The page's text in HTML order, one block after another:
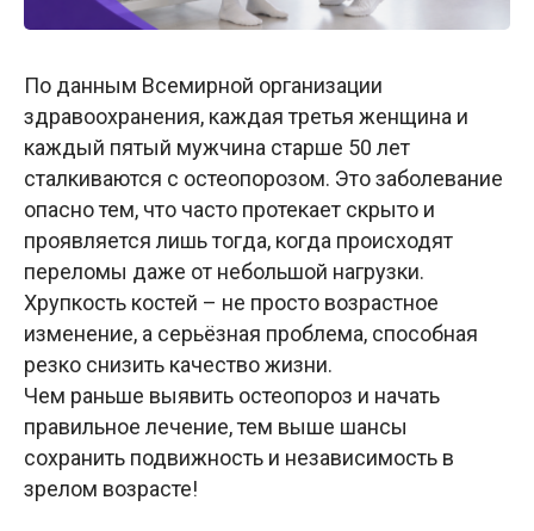
По данным Всемирной организации
здравоохранения, каждая третья женщина и
каждый пятый мужчина старше 50 лет
сталкиваются с остеопорозом. Это заболевание
опасно тем, что часто протекает скрыто и
проявляется лишь тогда, когда происходят
переломы даже от небольшой нагрузки.
Хрупкость костей – не просто возрастное
изменение, а серьёзная проблема, способная
резко снизить качество жизни.
Чем раньше выявить остеопороз и начать
правильное лечение, тем выше шансы
сохранить подвижность и независимость в
зрелом возрасте!